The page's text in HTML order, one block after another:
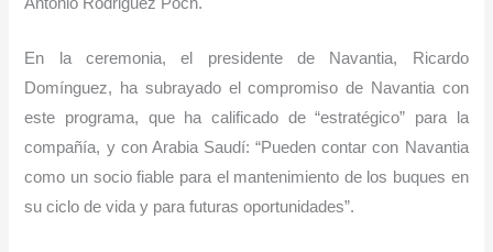
En la ceremonia, el presidente de Navantia, Ricardo
Domínguez, ha subrayado el compromiso de Navantia con
este programa, que ha calificado de “estratégico” para la
compañía, y con Arabia Saudí: “Pueden contar con Navantia
como un socio fiable para el mantenimiento de los buques en
su ciclo de vida y para futuras oportunidades”.